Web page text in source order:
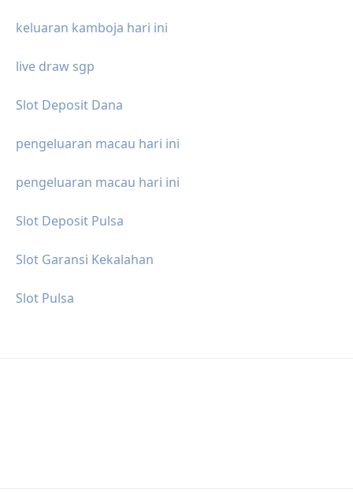
keluaran kamboja hari ini
live draw sgp
Slot Deposit Dana
pengeluaran macau hari ini
pengeluaran macau hari ini
Slot Deposit Pulsa
Slot Garansi Kekalahan
Slot Pulsa